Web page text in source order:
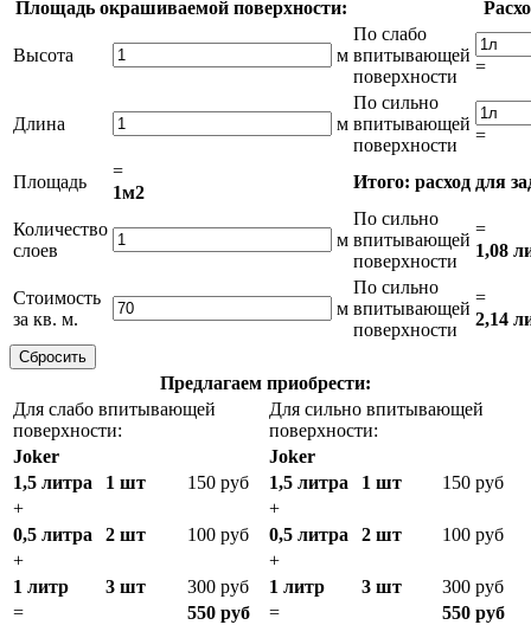
Площадь окрашиваемой поверхности:
Высота м
По слабо
впитывающей
поверхности
=
Длина м
По сильно
впитывающей
поверхности
=
Площадь
=
1м2
Итого: расход для
Количество
слоев
м
По сильно
впитывающей
поверхности
=
1,08
Стоимость
за кв. м.
м
По сильно
впитывающей
поверхности
=
2,14
Предлагаем приобрести:
Для слабо впитывающей
поверхности:
Для сильно впитывающей
поверхности:
Joker
Joker
1,5 литра
1 шт 150 руб 1,5 литра 1 шт
150 руб
+
+
0,5 литра
2 шт 100 руб 0,5 литра 2 шт
100 руб
+
+
1 литр
3 шт 300 руб 1 литр 3 шт
300 руб
=
550 руб =
550 руб